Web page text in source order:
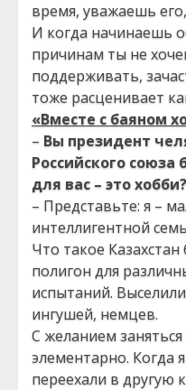
время, уважаешь
И когда начинаешь
причинам ты не
поддерживать,
тоже расценивает
«Вместе с баяном
– Вы президент
Российского союза
для вас – это хобби?
– Представьте: я –
интеллигентной
Что такое
полигон для
испытаний.
ингушей, немцев.
С желанием
элементарно. Когда
переехали в другую